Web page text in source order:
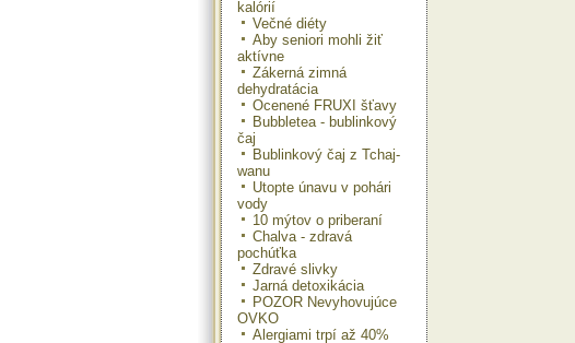
kalórií
Večné diéty
Aby seniori mohli žiť
aktívne
Zákerná zimná
dehydratácia
Ocenené FRUXI šťavy
Bubbletea - bublinkový
čaj
Bublinkový čaj z Tchaj-
wanu
Utopte únavu v pohári
vody
10 mýtov o priberaní
Chalva - zdravá
pochúťka
Zdravé slivky
Jarná detoxikácia
POZOR Nevyhovujúce
OVKO
Alergiami trpí až 40%